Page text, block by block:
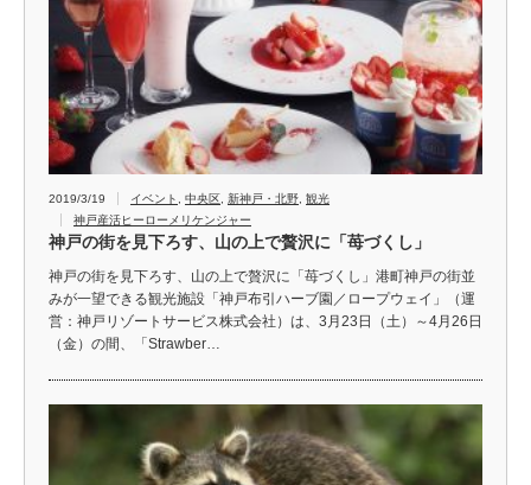
2019/3/19 イベント 中央区 新神戸・北野 観光
神戸産活ヒーローメリケンジャー
神戸の街を見下ろす、山の上で贅沢に「苺づくし」
神戸の街を見下ろす、山の上で贅沢に「苺づくし」 ​港町神戸の街並
みが一望できる観光施設「神戸布引ハーブ園／ロープウェイ」（運
営：神戸リゾートサービス株式会社）は、3月23日（土）～4月26日
（金）の間、「Strawber…